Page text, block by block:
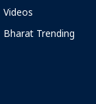
Videos
Bharat Trending